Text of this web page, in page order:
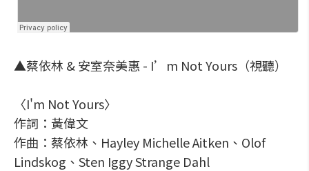
▲蔡依林 & 安室奈美惠 - I’m Not Yours（視聽）
〈I'm Not Yours〉
作詞：黃偉文
作曲：蔡依林、Hayley Michelle Aitken、Olof
Lindskog、Sten Iggy Strange Dahl